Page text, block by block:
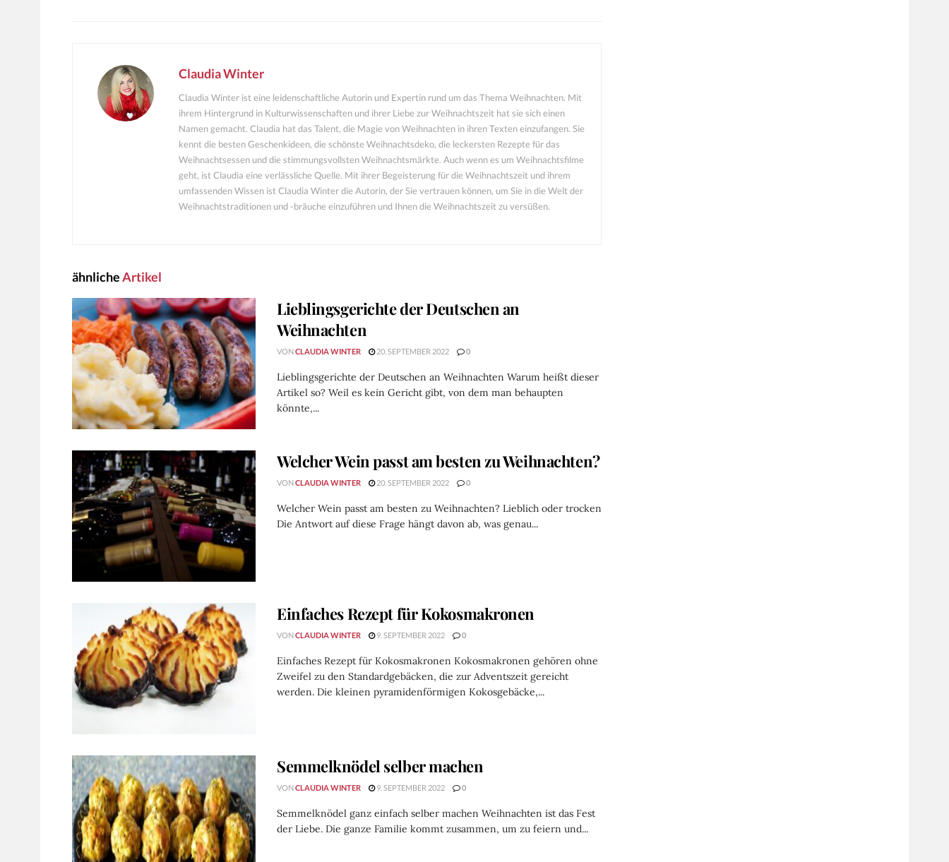
Claudia Winter
Claudia Winter ist eine leidenschaftliche Autorin und Expertin rund um das Thema Weihnachten. Mit
ihrem Hintergrund in Kulturwissenschaften und ihrer Liebe zur Weihnachtszeit hat sie sich einen
Namen gemacht. Claudia hat das Talent, die Magie von Weihnachten in ihren Texten einzufangen. Sie
kennt die besten Geschenkideen, die schönste Weihnachtsdeko, die leckersten Rezepte für das
Weihnachtsessen und die stimmungsvollsten Weihnachtsmärkte. Auch wenn es um Weihnachtsfilme
geht, ist Claudia eine verlässliche Quelle. Mit ihrer Begeisterung für die Weihnachtszeit und ihrem
umfassenden Wissen ist Claudia Winter die Autorin, der Sie vertrauen können, um Sie in die Welt der
Weihnachtstraditionen und -bräuche einzuführen und Ihnen die Weihnachtszeit zu versüßen.
ähnlicheArtikel
Lieblingsgerichte der Deutschen an
Weihnachten
VONCLAUDIA WINTER 20. SEPTEMBER 2022 0
Lieblingsgerichte der Deutschen an Weihnachten Warum heißt dieser
Artikel so? Weil es kein Gericht gibt, von dem man behaupten
könnte,...
Welcher Wein passt am besten zu Weihnachten?
VONCLAUDIA WINTER 20. SEPTEMBER 2022 0
Welcher Wein passt am besten zu Weihnachten? Lieblich oder trocken
Die Antwort auf diese Frage hängt davon ab, was genau...
Einfaches Rezept für Kokosmakronen
VONCLAUDIA WINTER 9. SEPTEMBER 2022 0
Einfaches Rezept für Kokosmakronen Kokosmakronen gehören ohne
Zweifel zu den Standardgebäcken, die zur Adventszeit gereicht
werden. Die kleinen pyramidenförmigen Kokosgebäcke,...
Semmelknödel selber machen
VONCLAUDIA WINTER 9. SEPTEMBER 2022 0
Semmelknödel ganz einfach selber machen Weihnachten ist das Fest
der Liebe. Die ganze Familie kommt zusammen, um zu feiern und...